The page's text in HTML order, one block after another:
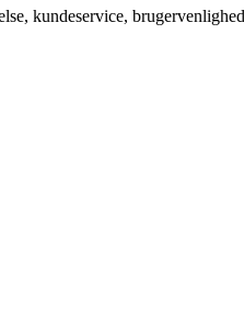
kundeservice,